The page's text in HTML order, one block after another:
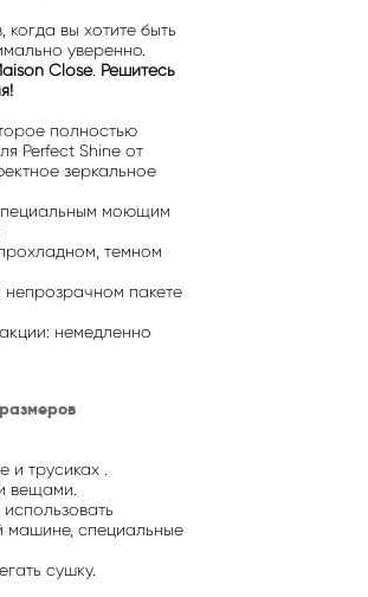
вы хотите быть
уверенно.
Close. Решитесь
полностью
Perfect Shine от
зеркальное
моющим
темном
пакете
немедленно
и трусиках .
вещами.
машине, специальные
сушку.